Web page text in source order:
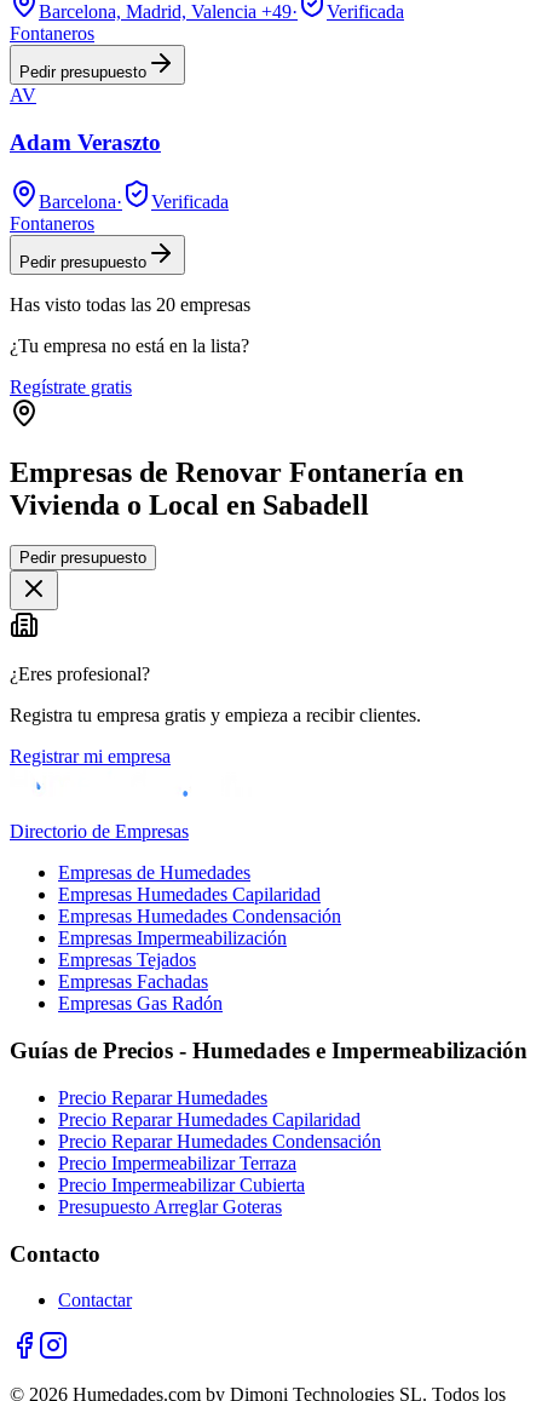
Barcelona, Madrid, Valencia +49·
Verificada
Fontaneros
Pedir presupuesto
AV
Adam Veraszto
Barcelona·
Verificada
Fontaneros
Pedir presupuesto
Has visto todas las 20 empresas
¿Tu empresa no está en la lista?
Regístrate gratis
Empresas de Renovar Fontanería en
Vivienda o Local en Sabadell
+
−
Pedir presupuesto
¿Eres profesional?
Registra tu empresa gratis y empieza a recibir clientes.
Registrar mi empresa
Directorio de Empresas
Empresas de Humedades
Empresas Humedades Capilaridad
Empresas Humedades Condensación
Empresas Impermeabilización
Empresas Tejados
Empresas Fachadas
Empresas Gas Radón
Guías de Precios - Humedades e Impermeabilización
Precio Reparar Humedades
Precio Reparar Humedades Capilaridad
Precio Reparar Humedades Condensación
Precio Impermeabilizar Terraza
Precio Impermeabilizar Cubierta
Presupuesto Arreglar Goteras
Contacto
Contactar
© 2026 Humedades.com by Dimoni Technologies SL. Todos los